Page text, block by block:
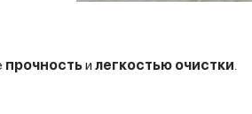
прочностьи легкостью очистки.